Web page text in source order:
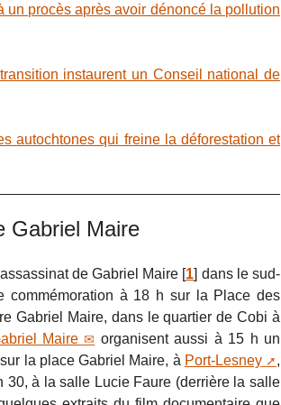
un procès après avoir dénoncé la pollution
instaurent un Conseil national de
autochtones qui freine la déforestation et
Gabriel Maire
de Gabriel Maire [1] dans le sud-
commémoration à 18 h sur la Place des
Gabriel Maire, dans le quartier de Cobi à
Maire
organisent aussi à 15 h un
la place Gabriel Maire, à Port-Lesney
,
à la salle Lucie Faure (derrière la salle